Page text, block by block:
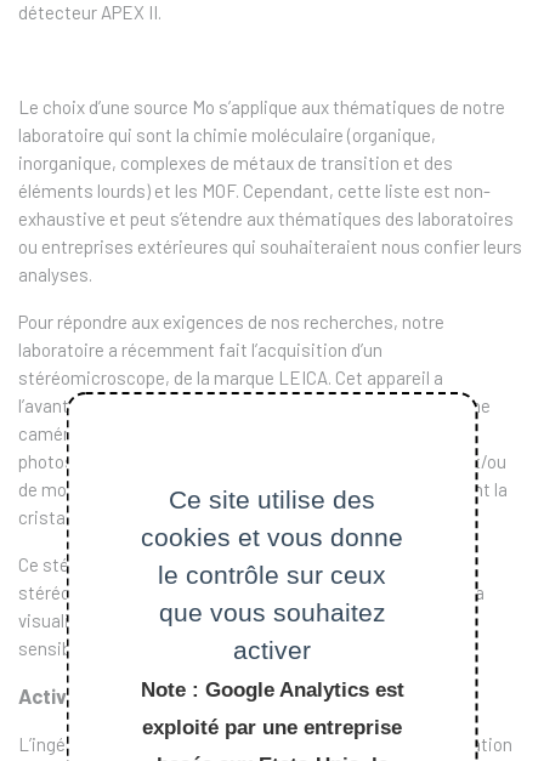
détecteur APEX II.
Le choix d’une source Mo s’applique aux thématiques de notre
laboratoire qui sont la chimie moléculaire (organique,
inorganique, complexes de métaux de transition et des
éléments lourds) et les MOF. Cependant, cette liste est non-
exhaustive et peut s’étendre aux thématiques des laboratoires
ou entreprises extérieures qui souhaiteraient nous confier leurs
analyses.
Pour répondre aux exigences de nos recherches, notre
laboratoire a récemment fait l’acquisition d’un
stéréomicroscope, de la marque LEICA. Cet appareil a
l’avantage d’être intégré en boîte à gants et de posséder une
caméra intégrée avec sortie vidéo sur ordinateur (prise de
photos possible). Ainsi, il nous est possible de visualiser et/ou
de monter des cristaux sensibles à l’air ou des cristaux dont la
cristallisation s’est faite à froid.
Ce stéréomicroscope vient s’ajouter à un autre
stéréomicroscope de la marque WILD qui est utilisé pour la
visualisation et le montage en routine des cristaux non-
sensibles.
Activités du service
L’ingénieure en charge du service s’occupe de la détermination
Ce site utilise des
cookies et vous donne
le contrôle sur ceux
que vous souhaitez
activer
Note : Google Analytics est
exploité par une entreprise